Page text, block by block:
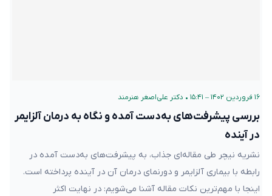
۱۶ فروردین ۱۴۰۲ – ۱۵:۴۱ • دکتر علی‌اصغر هنرمند
بررسی پیشرفت‌های به‌دست آمده و نگاه به درمان آلزایمر
در آینده
نشریه نیچر طی مقاله‌ای جذاب، به پیشرفت‌های به‌دست آمده در
رابطه با بیماری آلزایمر و دورنمای درمان آن در آینده پرداخته است.
اینجا با مهم‌ترین نکات مقاله آشنا می‌شویم: در نهایت اکثر